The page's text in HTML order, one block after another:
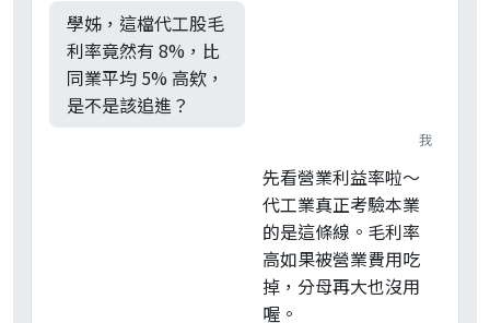
學姊，這檔代工股毛
利率竟然有 8%，比
同業平均 5% 高欸，
是不是該追進？
我
先看營業利益率啦～
代工業真正考驗本業
的是這條線。毛利率
高如果被營業費用吃
掉，分母再大也沒用
喔。